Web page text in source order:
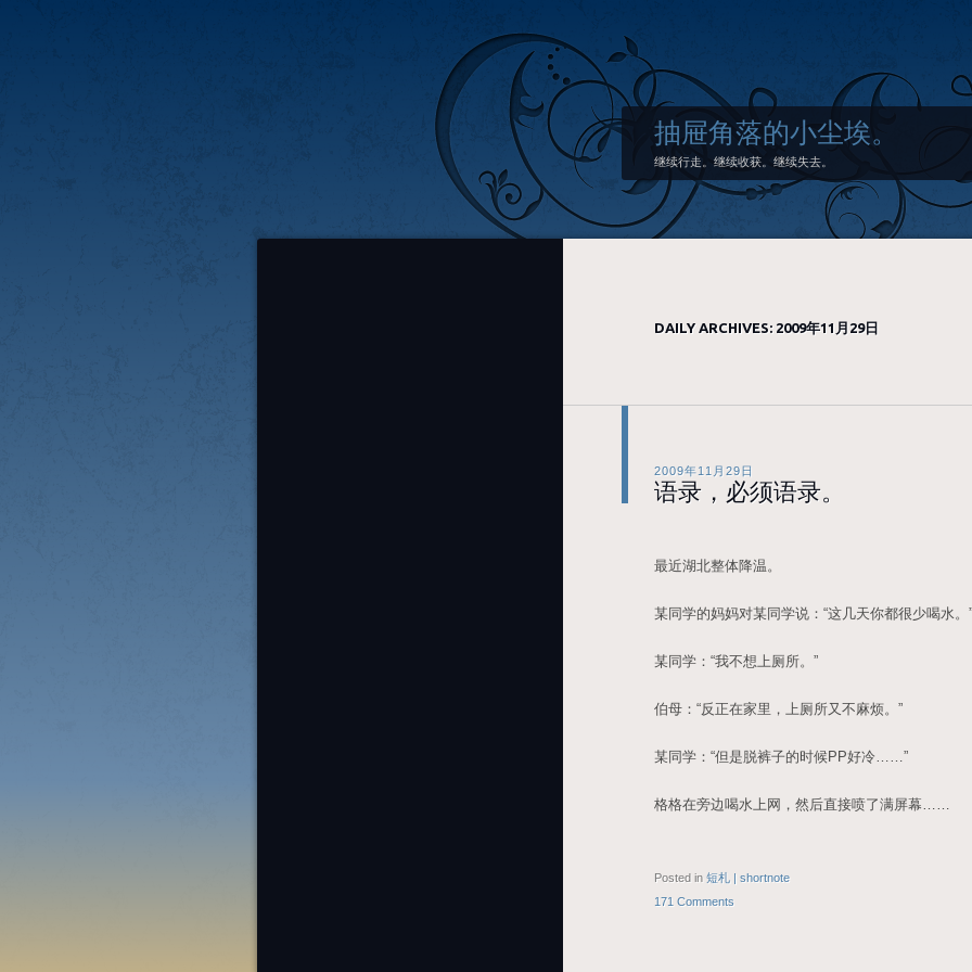
抽屉角落的小尘埃。
继续行走。继续收获。继续失去。
DAILY ARCHIVES: 2009年11月29日
2009年11月29日
语录，必须语录。
最近湖北整体降温。
某同学的妈妈对某同学说：“这几天你都很少喝水。”
某同学：“我不想上厕所。”
伯母：“反正在家里，上厕所又不麻烦。”
某同学：“但是脱裤子的时候PP好冷……”
格格在旁边喝水上网，然后直接喷了满屏幕……
Posted in 短札 | shortnote
171 Comments